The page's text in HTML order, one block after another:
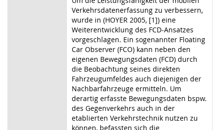
Verkehrsdatenerfassung zu verbessern,
wurde in (HOYER 2005, [1]) eine
Weiterentwicklung des FCD-Ansatzes
vorgeschlagen. Ein sogenannter Floating
Car Observer (FCO) kann neben den
eigenen Bewegungsdaten (FCD) durch
die Beobachtung seines direkten
Fahrzeugumfeldes auch diejenigen der
Nachbarfahrzeuge ermitteln. Um
derartig erfasste Bewegungsdaten bspw.
des Gegenverkehrs auch in der
etablierten Verkehrstechnik nutzen zu
können, befassten sich die